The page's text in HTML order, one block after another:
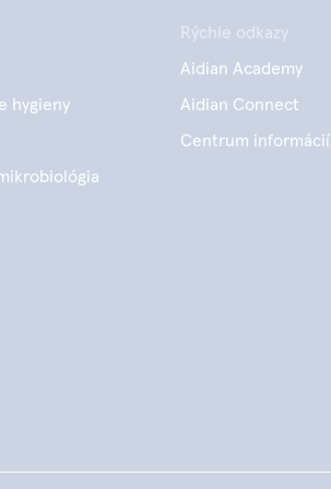
hygieny
Rýchle odkazy
Aidian Academy
Aidian Connect
Centrum informácií